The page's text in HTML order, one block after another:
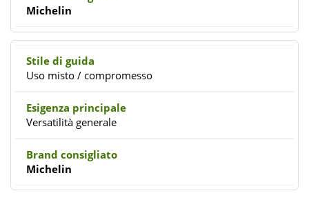
Michelin
Uso misto / compromesso
Versatilità generale
Michelin